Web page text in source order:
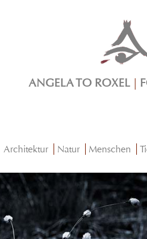
ANGELA TO ROXEL
Architektur Natur Menschen